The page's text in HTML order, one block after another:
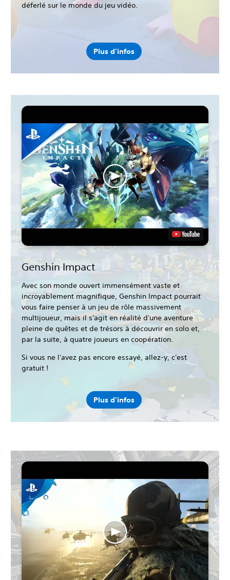
déferlé sur le monde du jeu vidéo.
Plus d'infos
Genshin Impact
Avec son monde ouvert immensément vaste et
incroyablement magnifique, Genshin Impact pourrait
vous faire penser à un jeu de rôle massivement
multijoueur, mais il s'agit en réalité d'une aventure
pleine de quêtes et de trésors à découvrir en solo et,
par la suite, à quatre joueurs en coopération.
Si vous ne l'avez pas encore essayé, allez-y, c'est
gratuit !
Plus d'infos